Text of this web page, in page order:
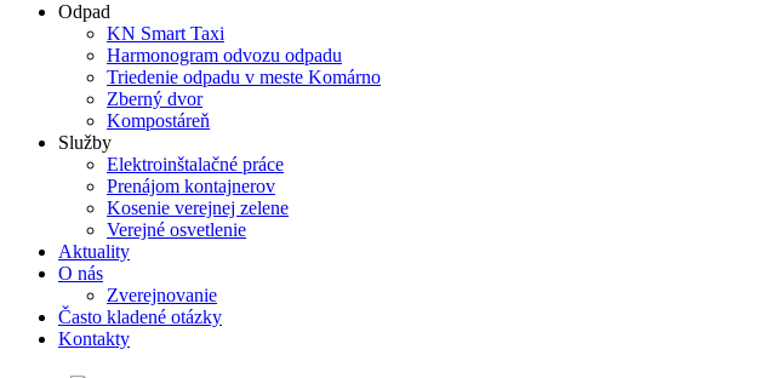
Odpad
KN Smart Taxi
Harmonogram odvozu odpadu
Triedenie odpadu v meste Komárno
Zberný dvor
Kompostáreň
Služby
Elektroinštalačné práce
Prenájom kontajnerov
Kosenie verejnej zelene
Verejné osvetlenie
Aktuality
O nás
Zverejnovanie
Často kladené otázky
Kontakty